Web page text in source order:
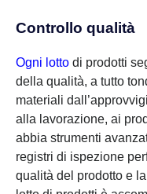
Controllo qualità
Ogni lotto di prodotti
della qualità, a tutto
materiali
alla lavorazione, ai
abbia strumenti
registri di ispezione
qualità del prodotto e